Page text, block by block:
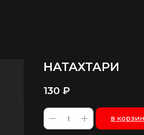
НАТАХТАРИ
130 ₽
в